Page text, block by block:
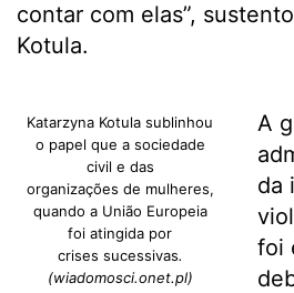
contar com elas”,
Kotula.
Katarzyna Kotula sublinhou
o papel que a sociedade
civil e das
organizações de mulheres,
quando a União Europeia
foi atingida por
crises sucessivas.
(wiadomosci.onet.pl)
A
da
foi